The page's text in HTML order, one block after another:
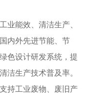
能效、清洁生产、
内外先进节能、节
色设计研发系统，提
洁生产技术普及率。
持工业废物、废旧产